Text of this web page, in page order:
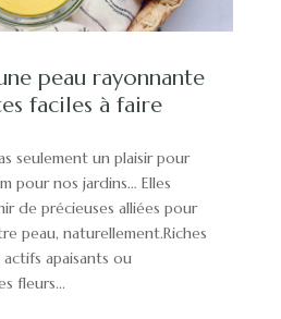
peau rayonnante
faciles à faire
seulement un plaisir pour
pour nos jardins… Elles
de précieuses alliées pour
peau, naturellement.Riches
apaisants ou
fleurs...